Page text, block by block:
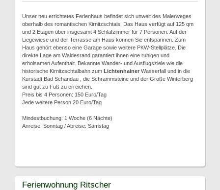
Unser neu errichtetes Ferienhaus befindet sich unweit des Malerweges
oberhalb des romantischen Kirnitzschtals. Das Haus verfügt auf 125 qm
und 2 Etagen über insgesamt 4 Schlafzimmer für 7 Personen. Auf der
Liegewiese und der Terrasse am Haus können Sie entspannen. Zum
Haus gehört ebenso eine Garage sowie weitere PKW-Stellplätze. Die
direkte Lage am Waldesrand garantiert ihnen eine ruhigen und
erholsamen Aufenthalt. Bekannte Wander- und Ausflugsziele wie die
historische Kirnitzschtalbahn zum Lichtenhainer Wasserfall und in die
Kurstadt Bad Schandau , die Schrammsteine und der Große Winterberg
sind gut zu Fuß zu erreichen.
Preis bis 4 Personen: 150 Euro/Tag
Jede weitere Person 20 Euro/Tag
Mindestbuchung: 1 Woche (6 Nächte)
Anreise: Sonntag / Abreise: Samstag
Ferienwohnung Ritscher